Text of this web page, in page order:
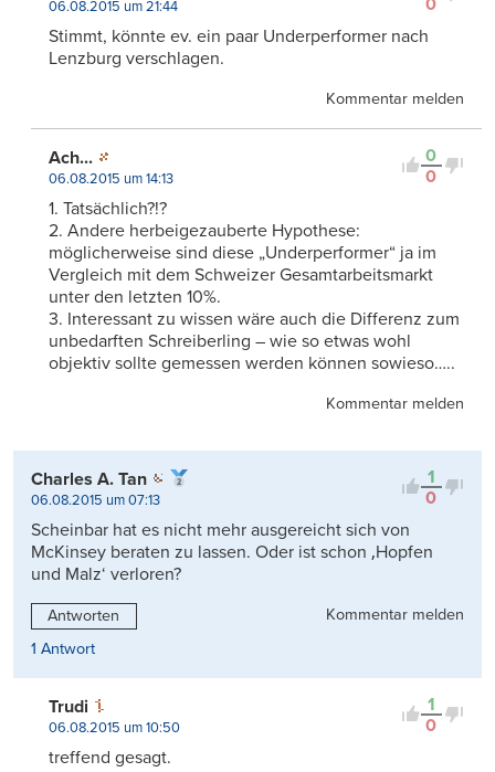
06.08.2015 um 21:44
Stimmt, könnte ev. ein paar Underperformer nach
Lenzburg verschlagen.
Kommentar melden
0
0
Ach...
06.08.2015 um 14:13
1. Tatsächlich?!?
2. Andere herbeigezauberte Hypothese:
möglicherweise sind diese „Underperformer“ ja im
Vergleich mit dem Schweizer Gesamtarbeitsmarkt
unter den letzten 10%.
3. Interessant zu wissen wäre auch die Differenz zum
unbedarften Schreiberling – wie so etwas wohl
objektiv sollte gemessen werden können sowieso…..
Kommentar melden
1
0
Charles A. Tan
06.08.2015 um 07:13
Scheinbar hat es nicht mehr ausgereicht sich von
McKinsey beraten zu lassen. Oder ist schon ‚Hopfen
und Malz‘ verloren?
Antworten
Kommentar melden
1 Antwort
1
0
Trudi
06.08.2015 um 10:50
treffend gesagt.